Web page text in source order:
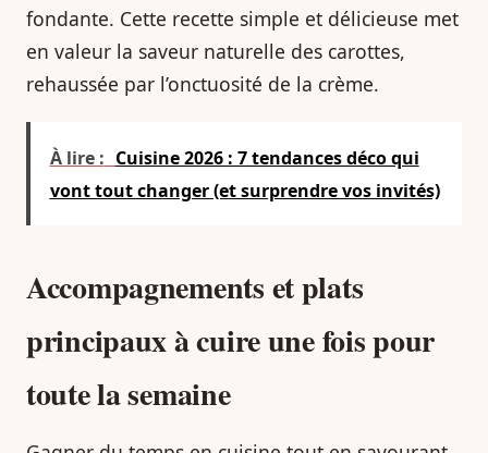
fondante. Cette recette simple et délicieuse met
en valeur la saveur naturelle des carottes,
rehaussée par l’onctuosité de la crème.
À lire : Cuisine 2026 : 7 tendances déco qui
vont tout changer (et surprendre vos invités)
Accompagnements et plats
principaux à cuire une fois pour
toute la semaine